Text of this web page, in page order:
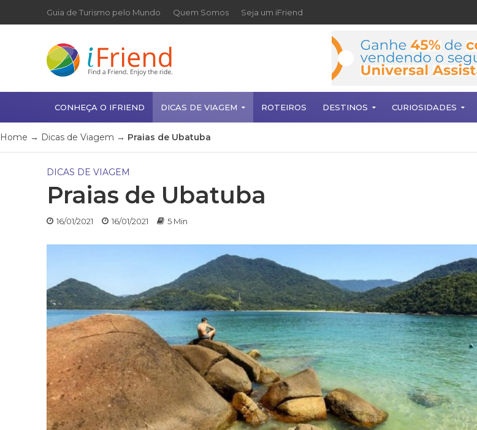
Guia de Turismo pelo Mundo Quem Somos Seja um iFriend
CONHEÇA O IFRIEND DICAS DE VIAGEM ROTEIROS DESTINOS CURIOSIDADES
Home → Dicas de Viagem → Praias de Ubatuba
DICAS DE VIAGEM
Praias de Ubatuba
16/01/2021 16/01/2021 5 Min